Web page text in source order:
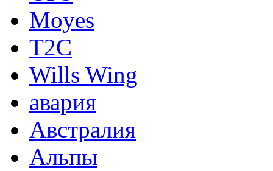
Moyes
T2C
Wills Wing
авария
Австралия
Альпы